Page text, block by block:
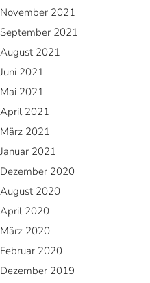
November 2021
September 2021
August 2021
Juni 2021
Mai 2021
April 2021
März 2021
Januar 2021
Dezember 2020
August 2020
April 2020
März 2020
Februar 2020
Dezember 2019